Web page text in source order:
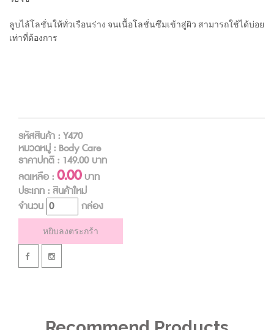
ลูบไล้โลชั่นให้ทั่วเรือนร่าง จนเนื้อโลชั่นซึมเข้าสู่ผิว สามารถใช้ได้บ่อย
เท่าที่ต้องการ
รหัสสินค้า : Y470
หมวดหมู่ : Body Care
ราคาปกติ : 149.00 บาท
ลดเหลือ : 0.00บาท
ประเภท : สินค้าใหม่
จำนวน
กล่อง
หยิบลงตระกร้า